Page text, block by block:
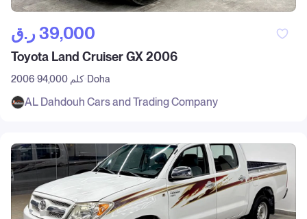
ر.ق‎ 39,000
Toyota Land Cruiser GX 2006
2006 94,000 كلم Doha
AL Dahdouh Cars and Trading Company